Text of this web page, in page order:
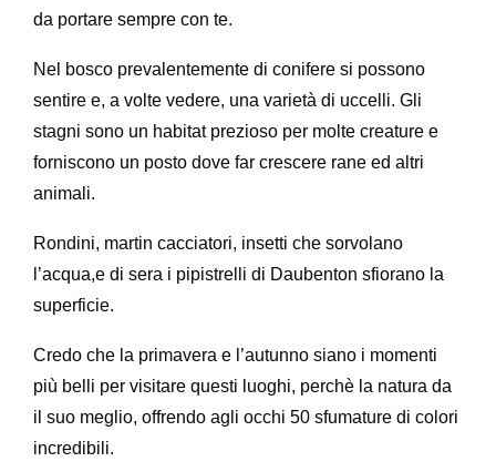
da portare sempre con te.
Nel bosco prevalentemente di conifere si possono
sentire e, a volte vedere, una varietà di uccelli. Gli
stagni sono un habitat prezioso per molte creature e
forniscono un posto dove far crescere rane ed altri
animali.
Rondini, martin cacciatori, insetti che sorvolano
l’acqua,e di sera i pipistrelli di Daubenton sfiorano la
superficie.
Credo che la primavera e l’autunno siano i momenti
più belli per visitare questi luoghi, perchè la natura da
il suo meglio, offrendo agli occhi 50 sfumature di colori
incredibili.